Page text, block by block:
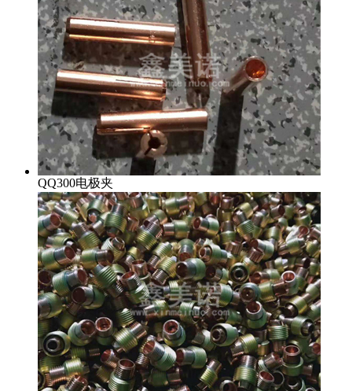
QQ300电极夹